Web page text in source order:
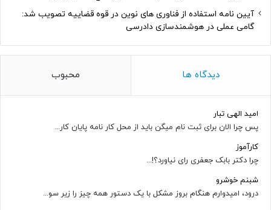
آیین نامه استفاده از فناوری های نوین در قوه قضاییه تصویب شد:
گامی عملی در هوشمندسازی دادرسی
دیدگاه ها محبوب
امید الهی تبار
پس چرا الان برای ثبت نام میگن باید از محل کار نامه پایان کار...
کارآموز
چرا دکتر بابک جعفری رای نیاورد؟!...
شبنم خوشرو
درود، امیدوارم هنگام بروز مشکل با یک دستور همه چیز را زیر سو...